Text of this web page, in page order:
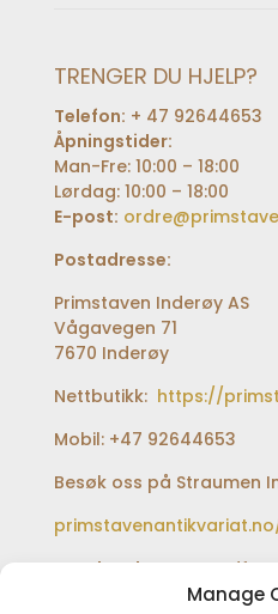
Manage
TRENGER DU HJELP?
Telefon: + 47 92644653
Åpningstider:
Man-Fre: 10:00 – 18:00
Lørdag: 10:00 – 18:00
E-post:
Postadresse:
Primstaven Inderøy AS
Vågavegen 71
7670 Inderøy
Nettbutikk: https://
Mobil: +47 92644653
Besøk oss på Straumen
Besøksadresse:
extra og Shell